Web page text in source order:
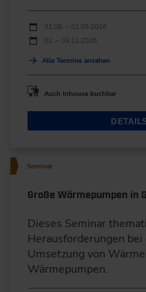
Durchführungen
Veranstaltungsdatum
31.08. – 01.09.2026
02. – 03.11.2026
Alle Termine ansehen
Auch Inhouse buchbar
Seminar
Große Wärmepumpen in
Dieses Seminar
Herausforderungen bei
Umsetzung von
Wärmepumpen.